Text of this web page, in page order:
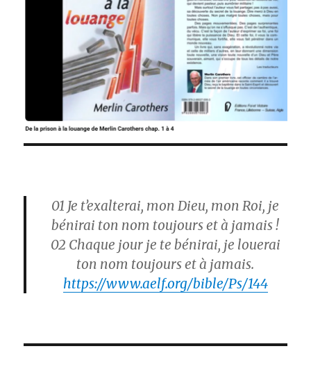
01 Je t’exalterai, mon Dieu, mon Roi, je
bénirai ton nom toujours et à jamais !
02 Chaque jour je te bénirai, je louerai
ton nom toujours et à jamais.
https://www.aelf.org/bible/Ps/144